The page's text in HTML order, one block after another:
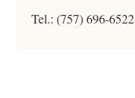
Tel.: (757) 696-6522